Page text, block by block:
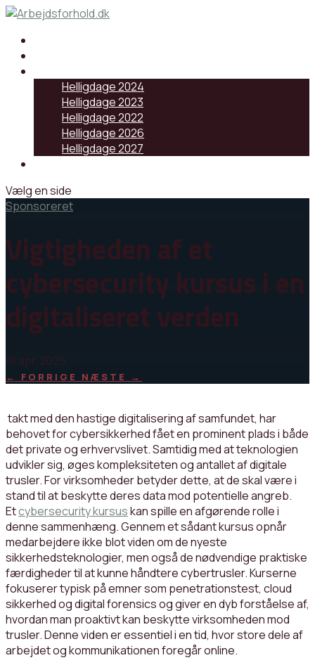
Helligdage 2024
Helligdage 2023
Helligdage 2022
Helligdage 2026
Helligdage 2027
Vælg en side
Sponsoreret
Vigtigheden af et
cybersecurity kursus i en
digitaliseret verden
10 apr, 2025
← FORRIGE NÆSTE →
takt med den hastige digitalisering af samfundet, har
behovet for cybersikkerhed fået en prominent plads i både
det private og erhvervslivet. Samtidig med at teknologien
udvikler sig, øges kompleksiteten og antallet af digitale
trusler. For virksomheder betyder dette, at de skal være i
stand til at beskytte deres data mod potentielle angreb.
Etcybersecurity kursuskan spille en afgørende rolle i
denne sammenhæng. Gennem et sådant kursus opnår
medarbejdere ikke blot viden om de nyeste
sikkerhedsteknologier, men også de nødvendige praktiske
færdigheder til at kunne håndtere cybertrusler. Kurserne
fokuserer typisk på emner som penetrationstest, cloud
sikkerhed og digital forensics og giver en dyb forståelse af,
hvordan man proaktivt kan beskytte virksomheden mod
trusler. Denne viden er essentiel i en tid, hvor store dele af
arbejdet og kommunikationen foregår online.